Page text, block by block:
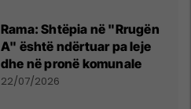
Rama: Shtëpia në "Rrugën
A" është ndërtuar pa leje
dhe në pronë komunale
22/07/2026